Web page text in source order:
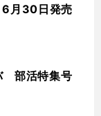
月30日発売
部活特集号